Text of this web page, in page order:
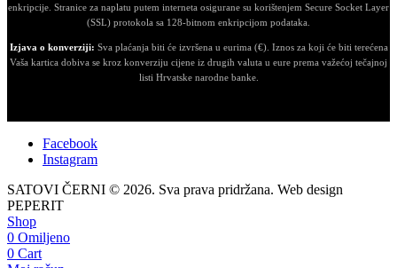
enkripcije. Stranice za naplatu putem interneta osigurane su korištenjem Secure Socket Layer
(SSL) protokola sa 128-bitnom enkripcijom podataka.
Izjava o konverziji: Sva plaćanja biti će izvršena u eurima (€). Iznos za koji će biti terećena
Vaša kartica dobiva se kroz konverziju cijene iz drugih valuta u eure prema važećoj tečajnoj
listi Hrvatske narodne banke.
Facebook
Instagram
SATOVI ČERNI © 2026. Sva prava pridržana. Web design
PEPERIT
Shop
0 Omiljeno
0 Cart